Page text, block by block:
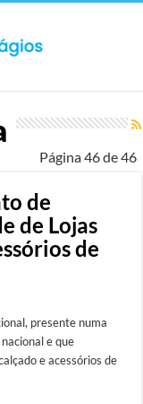
Página 46 de 46
de
de Lojas
de
presente numa
e que
e acessórios de